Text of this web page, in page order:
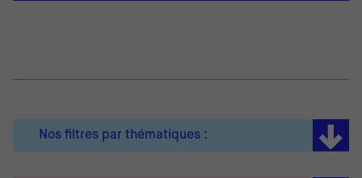
Nos filtres par thématiques :